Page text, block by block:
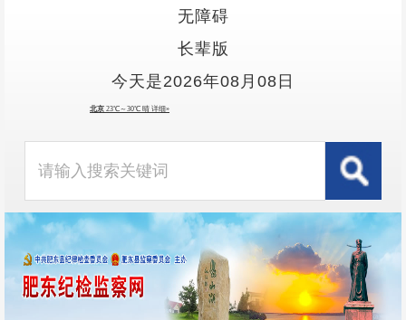
无障碍
长辈版
今天是2026年08月08日